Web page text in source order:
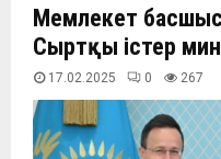
Мемлекет
Сыртқы істер
17.02.2025 0 267